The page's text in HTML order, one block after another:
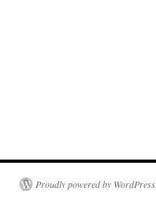
Proudly powered by WordPress.